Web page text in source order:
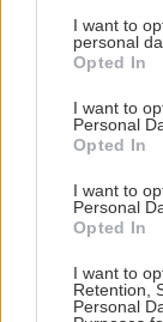
I want to
personal
Opted In
I want to
Personal
Opted In
I want to
Personal
Opted In
I want to
Retention,
Personal